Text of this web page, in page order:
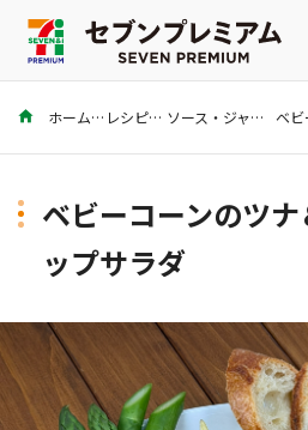
商品を探す
ホーム レシピ ソース・ジャム
ベビーコーンのツ
ップサラダ